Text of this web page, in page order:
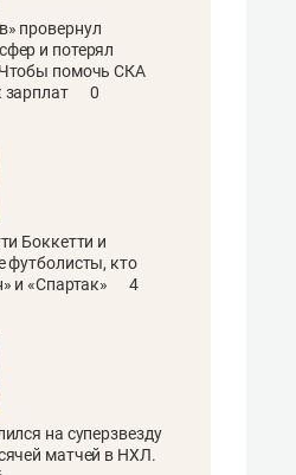
провернул
и потерял
помочь СКА
зарплат
0
Боккетти и
футболисты, кто
и «Спартак»
4
на суперзвезду
матчей в НХЛ.